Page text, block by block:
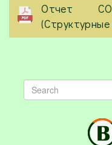
Отчет
Search